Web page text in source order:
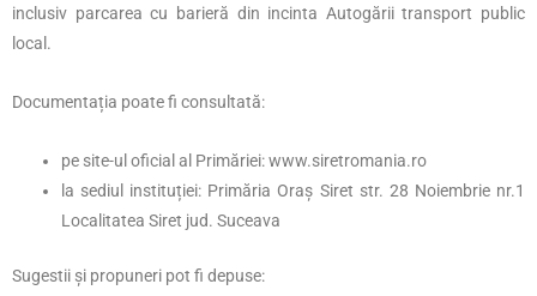
inclusiv parcarea cu barieră din incinta Autogării transport public
local.
Documentația poate fi consultată:
pe site-ul oficial al Primăriei: www.siretromania.ro
la sediul instituției: Primăria Oraș Siret str. 28 Noiembrie nr.1
Localitatea Siret jud. Suceava
Sugestii și propuneri pot fi depuse: